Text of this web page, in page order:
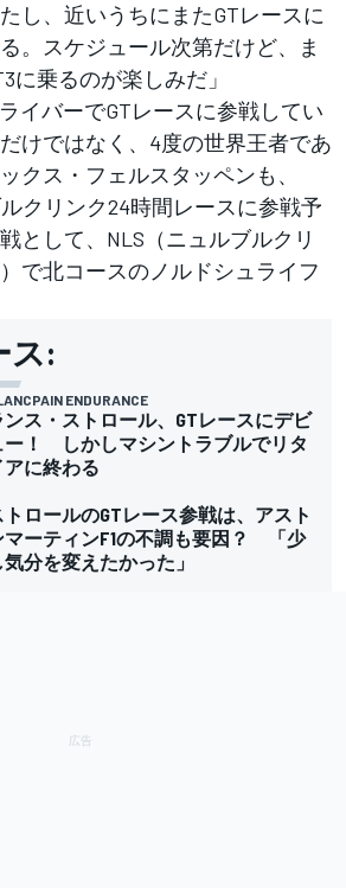
し、近いうちにまたGTレースに
。スケジュール次第だけど、ま
に乗るのが楽しみだ」
イバーでGTレースに参戦してい
けではなく、4度の世界王者であ
クス・フェルスタッペンも、
クリンク24時間レースに参戦予
として、NLS（ニュルブルクリ
で北コースのノルドシュライフ
ス:
ENDURANCE
ンス・ストロール、GTレースにデビ
ー！ しかしマシントラブルでリタ
アに終わる
トロールのGTレース参戦は、アスト
マーティンF1の不調も要因？ 「少
気分を変えたかった」